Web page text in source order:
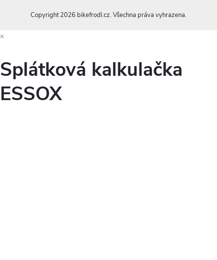
i
s
u
Copyright 2026 bikefrodl.cz. Všechna práva vyhrazena.
×
Splátková kalkulačka
ESSOX